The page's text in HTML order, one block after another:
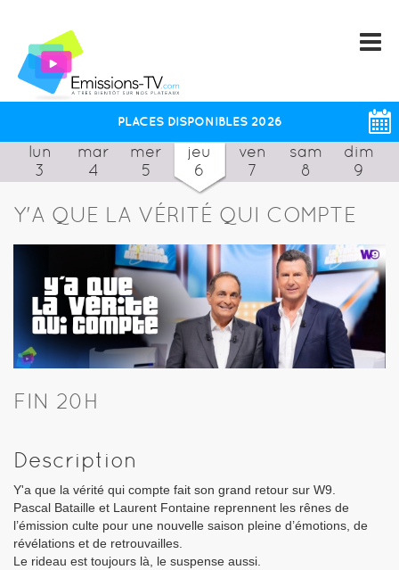
PLACES DISPONIBLES 2026
lun
3
mar
4
mer
5
jeu
6
ven
7
sam
8
dim
9
Y'A QUE LA VÉRITÉ QUI COMPTE
FIN 20H
Description
Y'a que la vérité qui compte fait son grand retour sur W9.
Pascal Bataille et Laurent Fontaine reprennent les rênes de
l’émission culte pour une nouvelle saison pleine d’émotions, de
révélations et de retrouvailles.
Le rideau est toujours là, le suspense aussi.